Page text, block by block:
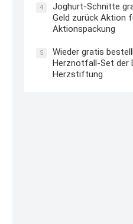
4
Joghurt-Schnitte
Geld zurück Aktion
Aktionspackung
5
Wieder gratis
Herznotfall-Set der
Herzstiftung